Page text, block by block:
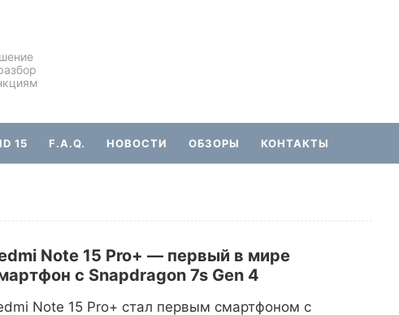
15 F.A.Q. НОВОСТИ ОБЗОРЫ КОНТАКТЫ
Note 15 Pro+ — первый в мире
с Snapdragon 7s Gen 4
Note 15 Pro+ стал первым смартфоном с